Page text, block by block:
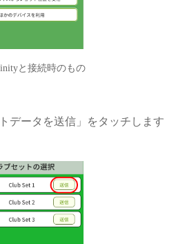
と接続時のもの
データを送信」をタッチします